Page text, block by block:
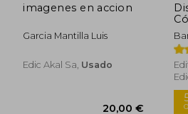
imagenes en accion
Garcia Mantilla Luis
Edic Akal Sa, Usado